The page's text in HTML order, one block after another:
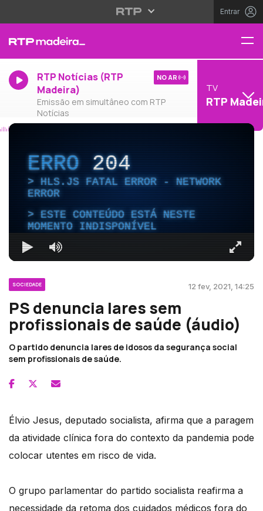
Entrar
RTP Notícias (RTP
Madeira)
Emissão em simultâneo com RTP
Notícias
NO AR
TV
RTP
ERRO204
HLS.JS FATAL ERROR - NETWORK
ERROR
ESTE CONTEÚDO ESTÁ NESTE
MOMENTO INDISPONÍVEL
SOCIEDADE 12 fev, 2021, 14:25
PS denuncia lares sem
profissionais de saúde (áudio)
O partido denuncia lares de idosos da segurança social
sem profissionais de saúde.
Élvio Jesus, deputado socialista, afirma que a paragem
da atividade clínica fora do contexto da pandemia pode
colocar utentes em risco de vida.
O grupo parlamentar do partido socialista reafirma a
necessidade da retoma dos cuidados médicos fora do